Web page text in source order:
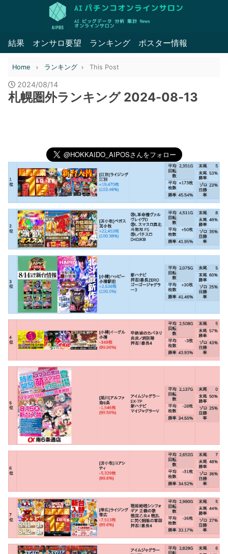
結果 オンサロ要望 ランキング ポスター情報
Home ランキング This Post
2024/08/14
札幌圏外ランキング 2024-08-13